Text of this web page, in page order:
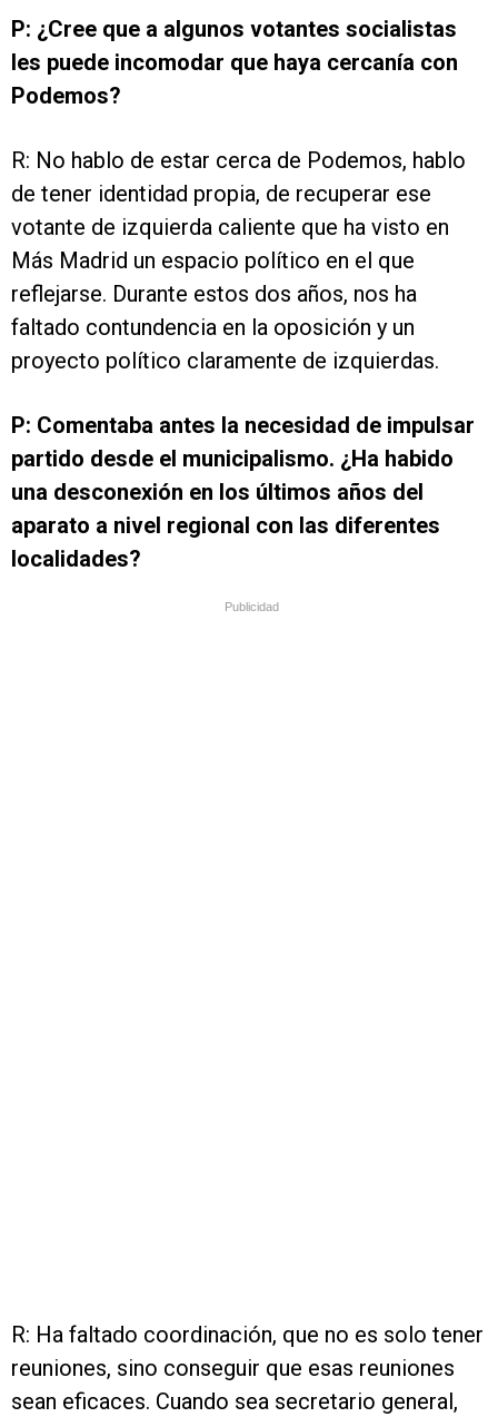
P: ¿Cree que a algunos votantes socialistas
les puede incomodar que haya cercanía con
Podemos?
R: No hablo de estar cerca de Podemos, hablo
de tener identidad propia, de recuperar ese
votante de izquierda caliente que ha visto en
Más Madrid un espacio político en el que
reflejarse. Durante estos dos años, nos ha
faltado contundencia en la oposición y un
proyecto político claramente de izquierdas.
P: Comentaba antes la necesidad de impulsar
partido desde el municipalismo. ¿Ha habido
una desconexión en los últimos años del
aparato a nivel regional con las diferentes
localidades?
Publicidad
R: Ha faltado coordinación, que no es solo tener
reuniones, sino conseguir que esas reuniones
sean eficaces. Cuando sea secretario general,